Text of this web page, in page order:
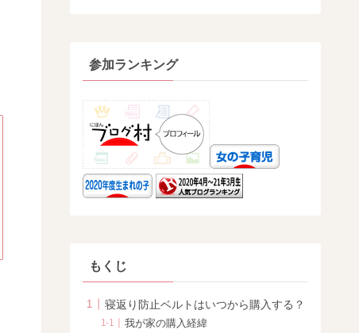
参加ランキング
もくじ
寝返り防止ベルトはいつから購入する？
我が家の購入経緯